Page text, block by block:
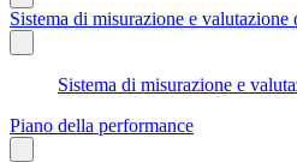
Sistema di misurazione e valutazione
Sistema di misurazione e
Piano della performance